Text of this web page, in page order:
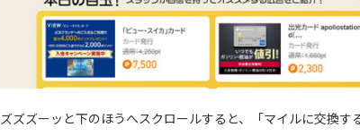
ズズズーッと下のほうへスクロールすると、「マイルに交換す